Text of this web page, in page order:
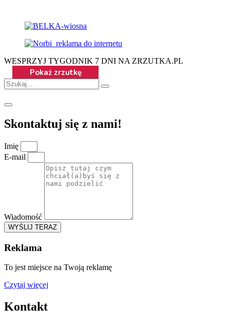
WESPRZYJ TYGODNIK 7 DNI NA ZRZUTKA.PL
Skontaktuj się z nami!
Imię
E-mail
Wiadomość
WYŚLIJ TERAZ
Reklama
To jest miejsce na Twoją reklamę
Czytaj więcej
Kontakt